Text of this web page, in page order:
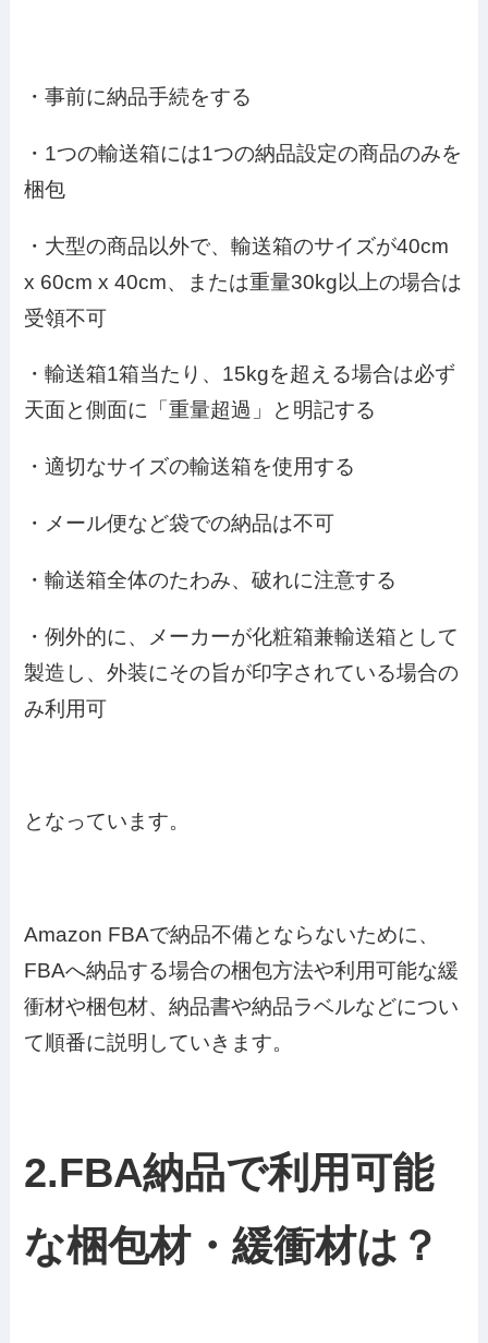
・事前に納品手続をする
・1つの輸送箱には1つの納品設定の商品のみを
梱包
・大型の商品以外で、輸送箱のサイズが40cm
x 60cm x 40cm、または重量30kg以上の場合は
受領不可
・輸送箱1箱当たり、15kgを超える場合は必ず
天面と側面に「重量超過」と明記する
・適切なサイズの輸送箱を使用する
・メール便など袋での納品は不可
・輸送箱全体のたわみ、破れに注意する
・例外的に、メーカーが化粧箱兼輸送箱として
製造し、外装にその旨が印字されている場合の
み利用可
となっています。
Amazon FBAで納品不備とならないために、
FBAへ納品する場合の梱包方法や利用可能な緩
衝材や梱包材、納品書や納品ラベルなどについ
て順番に説明していきます。
2.FBA納品で利用可能
な梱包材・緩衝材は？